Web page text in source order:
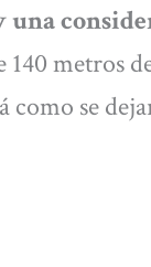
una
140 metros
se